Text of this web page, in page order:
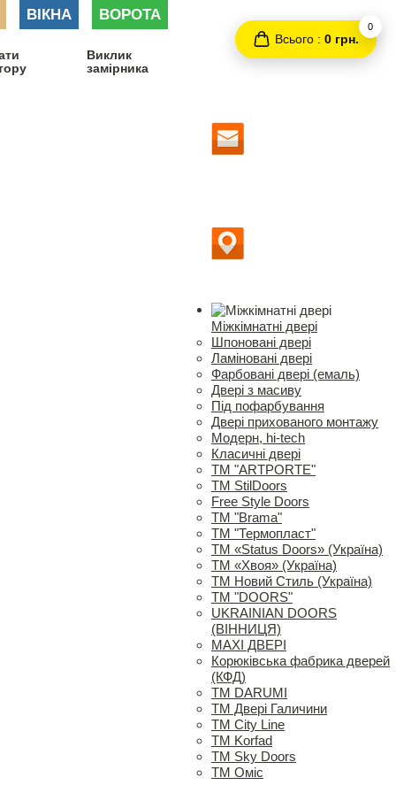
ВІКНА ВОРОТА
Виклик
замірника
Всього : 0 грн.
0
Міжкімнатні двері
Шпоновані двері
Ламіновані двері
Фарбовані двері (емаль)
Двері з масиву
Під пофарбування
Двері прихованого монтажу
Модерн, hi-tech
Класичні двері
ТМ "ARTPORTE"
ТМ StilDoors
Free Style Doors
ТМ "Brama"
ТМ "Термопласт"
ТМ «Status Doors» (Україна)
ТМ «Хвоя» (Україна)
ТМ Новий Стиль (Україна)
ТМ "DOORS"
UKRAINIAN DOORS
(ВІННИЦЯ)
MAXI ДВЕРІ
Корюківська фабрика дверей
(КФД)
ТМ DARUMI
ТМ Двері Галичини
ТМ City Line
ТМ Korfad
ТМ Sky Doors
ТМ Оміс